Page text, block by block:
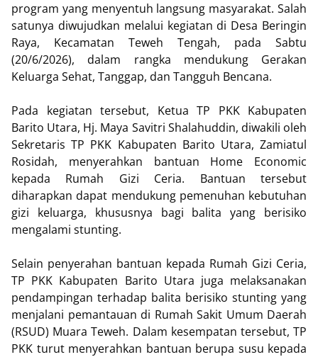
program yang menyentuh langsung masyarakat. Salah
satunya diwujudkan melalui kegiatan di Desa Beringin
Raya, Kecamatan Teweh Tengah, pada Sabtu
(20/6/2026), dalam rangka mendukung Gerakan
Keluarga Sehat, Tanggap, dan Tangguh Bencana.
Pada kegiatan tersebut, Ketua TP PKK Kabupaten
Barito Utara, Hj. Maya Savitri Shalahuddin, diwakili oleh
Sekretaris TP PKK Kabupaten Barito Utara, Zamiatul
Rosidah, menyerahkan bantuan Home Economic
kepada Rumah Gizi Ceria. Bantuan tersebut
diharapkan dapat mendukung pemenuhan kebutuhan
gizi keluarga, khususnya bagi balita yang berisiko
mengalami stunting.
Selain penyerahan bantuan kepada Rumah Gizi Ceria,
TP PKK Kabupaten Barito Utara juga melaksanakan
pendampingan terhadap balita berisiko stunting yang
menjalani pemantauan di Rumah Sakit Umum Daerah
(RSUD) Muara Teweh. Dalam kesempatan tersebut, TP
PKK turut menyerahkan bantuan berupa susu kepada